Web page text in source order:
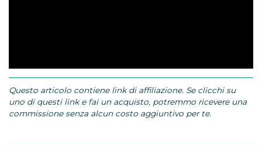
Questo articolo contiene link di affiliazione. Se clicchi su
uno di questi link e fai un acquisto, potremmo ricevere una
commissione senza alcun costo aggiuntivo per te.